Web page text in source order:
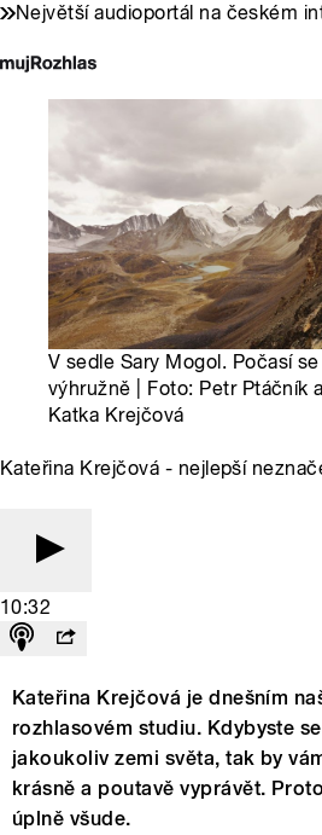
Největší audioportál na českém
V sedle Sary Mogol. Počasí
výhružně | Foto: Petr Ptáčník a
Katka Krejčová
Kateřina Krejčová - nejlepší
10:32
Kateřina Krejčová je dnešním
rozhlasovém studiu. Kdybyste
jakoukoliv zemi světa, tak by
krásně a poutavě vyprávět.
úplně všude.